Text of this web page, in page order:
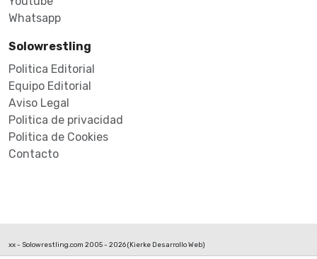
Whatsapp
Solowrestling
Politica Editorial
Equipo Editorial
Aviso Legal
Politica de privacidad
Politica de Cookies
Contacto
xx - Solowrestling.com 2005 - 2026 (Kierke Desarrollo Web)